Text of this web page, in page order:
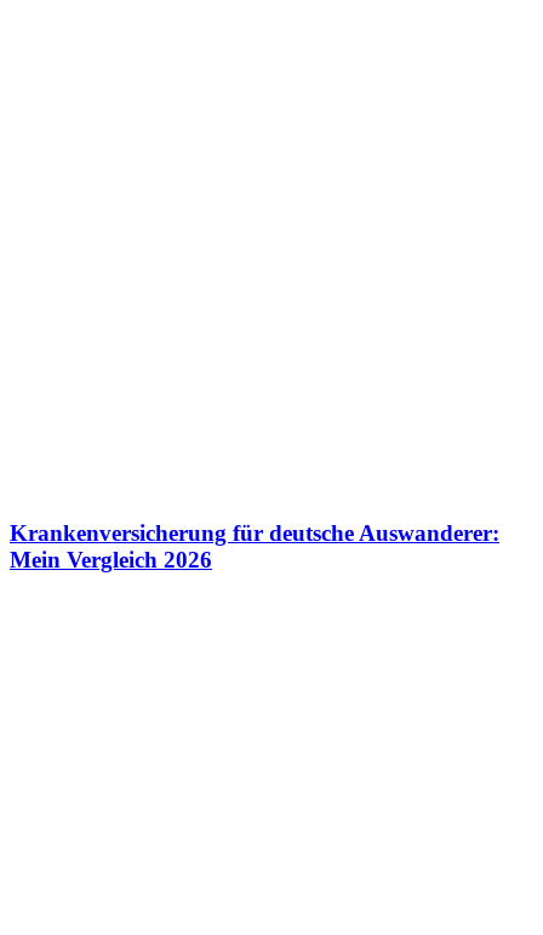
Krankenversicherung für deutsche Auswanderer:
Mein Vergleich 2026